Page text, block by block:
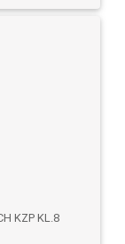
KZP KL.8